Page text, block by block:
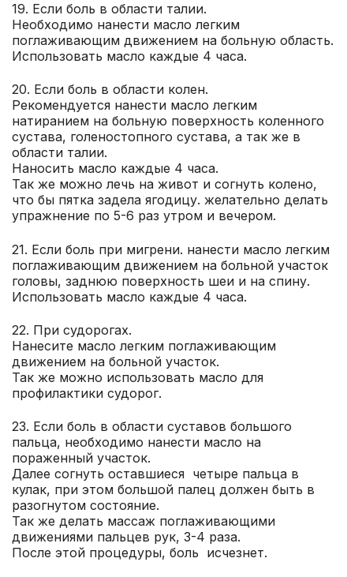
19. Если боль в области талии.
Необходимо нанести масло легким
поглаживающим движением на больную область.
Использовать масло каждые 4 часа.
20. Если боль в области колен.
Рекомендуется нанести масло легким
натиранием на больную поверхность коленного
сустава, голеностопного сустава, а так же в
области талии.
Наносить масло каждые 4 часа.
Так же можно лечь на живот и согнуть колено,
что бы пятка задела ягодицу. желательно делать
упражнение по 5-6 раз утром и вечером.
21. Если боль при мигрени. нанести масло легким
поглаживающим движением на больной участок
головы, заднюю поверхность шеи и на спину.
Использовать масло каждые 4 часа.
22. При судорогах.
Нанесите масло легким поглаживающим
движением на больной участок.
Так же можно использовать масло для
профилактики судорог.
23. Если боль в области суставов большого
пальца, необходимо нанести масло на
пораженный участок.
Далее согнуть оставшиеся четыре пальца в
кулак, при этом большой палец должен быть в
разогнутом состояние.
Так же делать массаж поглаживающими
движениями пальцев рук, 3-4 раза.
После этой процедуры, боль исчезнет.